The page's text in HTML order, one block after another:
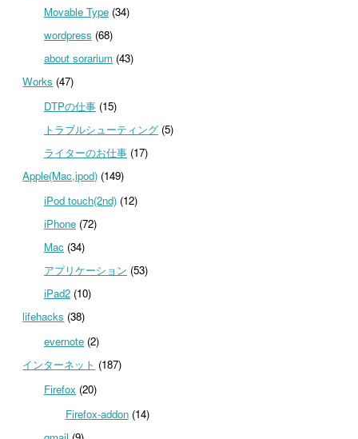
Movable Type(34)
wordpress (68)
about sorarium(43)
Works (47)
DTPの仕事(15)
トラブルシューティング(5)
ライターのお仕事(17)
Apple(Mac,ipod) (149)
iPod touch(2nd)(12)
iPhone(72)
Mac(34)
アプリケーション (53)
iPad2(10)
lifehacks (38)
evernote(2)
インターネット (187)
Firefox (20)
Firefox-addon(14)